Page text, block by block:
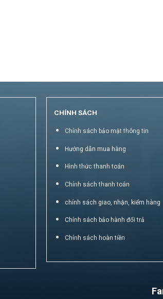
CHÍNH SÁCH
Chính sách bảo mật thông tin
Hướng dẫn mua hàng
Hình thức thanh toán
Chính sách thanh toán
chính sách giao, nhận, kiểm hàng
Chính sách bảo hành đổi trả
Chính sách hoàn tiền